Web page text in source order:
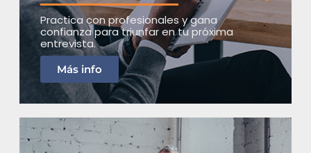
Practica con profesionales y gana
confianza para triunfar en tu próxima
entrevista.
Más info